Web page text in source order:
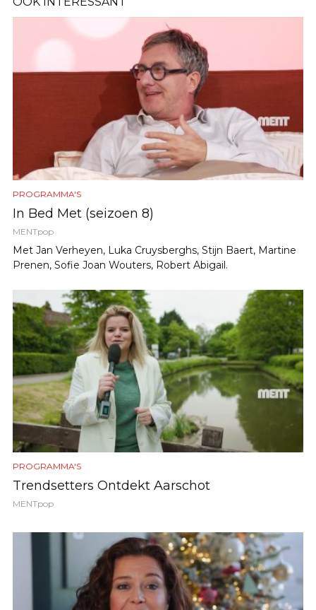
PROGRAMMA'S
In Bed Met (seizoen 8)
MENTpop
Met Jan Verheyen, Luka Cruysberghs, Stijn Baert, Martine
Prenen, Sofie Joan Wouters, Robert Abigail.
PROGRAMMA'S
Trendsetters Ontdekt Aarschot
MENTpop